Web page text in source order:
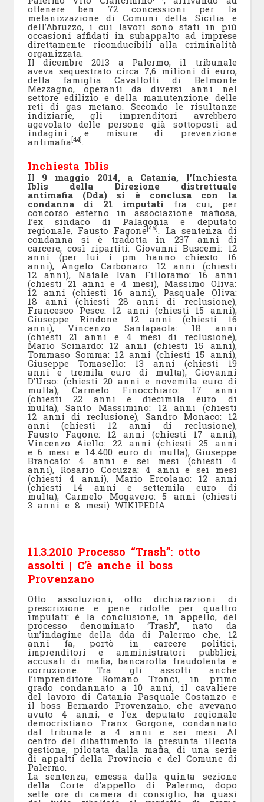
ottenere ben 72 concessioni per la
metanizzazione di Comuni della Sicilia e
dell’Abruzzo, i cui lavori sono stati in più
occasioni affidati in subappalto ad imprese
direttamente riconducibili alla criminalità
organizzata.
Il dicembre 2013 a Palermo, il tribunale
aveva sequestrato circa 7,6 milioni di euro,
della famiglia Cavallotti di Belmonte
Mezzagno, operanti da diversi anni nel
settore edilizio e della manutenzione delle
reti di gas metano. Secondo le risultanze
indiziarie, gli imprenditori avrebbero
agevolato delle persone già sottoposti ad
indagini e misure di prevenzione
antimafia[44]
Inchiesta Iblis
Il 9 maggio 2014, a Catania, l’Inchiesta
Iblis della Direzione distrettuale
antimafia (Dda) si è conclusa con la
condanna di 21 imputati fra cui, per
concorso esterno in associazione mafiosa,
l’ex sindaco di Palagonia e deputato
regionale, Fausto Fagone[45]. La sentenza di
condanna si è tradotta in 237 anni di
carcere, così ripartiti: Giovanni Buscemi: 12
anni (per lui i pm hanno chiesto 16
anni), Angelo Carbonaro: 12 anni (chiesti
12 anni), Natale Ivan Filloramo: 16 anni
(chiesti 21 anni e 4 mesi), Massimo Oliva:
12 anni (chiesti 16 anni), Pasquale Oliva:
18 anni (chiesti 28 anni di reclusione),
Francesco Pesce: 12 anni (chiesti 15 anni),
Giuseppe Rindone: 12 anni (chiesti 16
anni), Vincenzo Santapaola: 18 anni
(chiesti 21 anni e 4 mesi di reclusione),
Mario Scinardo: 12 anni (chiesti 15 anni),
Tommaso Somma: 12 anni (chiesti 15 anni),
Giuseppe Tomasello: 13 anni (chiesti 19
anni e tremila euro di multa), Giovanni
D’Urso: (chiesti 20 anni e novemila euro di
multa), Carmelo Finocchiaro: 17 anni
(chiesti 22 anni e diecimila euro di
multa), Santo Massimino: 12 anni (chiesti
12 anni di reclusione), Sandro Monaco: 12
anni (chiesti 12 anni di reclusione),
Fausto Fagone: 12 anni (chiesti 17 anni),
Vincenzo Aiello: 22 anni (chiesti 25 anni
e 6 mesi e 14.400 euro di multa), Giuseppe
Brancato: 4 anni e sei mesi (chiesti 4
anni), Rosario Cocuzza: 4 anni e sei mesi
(chiesti 4 anni), Mario Ercolano: 12 anni
(chiesti 14 anni e settemila euro di
multa), Carmelo Mogavero: 5 anni (chiesti
3 anni e 8 mesi) WIKIPEDIA
11.3.2010 Processo “Trash”: otto
assolti | C’è anche il boss
Provenzano
Otto assoluzioni, otto dichiarazioni di
prescrizione e pene ridotte per quattro
imputati: è la conclusione, in appello, del
processo denominato ‘Trash”, nato da
un’indagine della dda di Palermo che, 12
anni fa, portò in carcere politici,
imprenditori e amministratori pubblici,
accusati di mafia, bancarotta fraudolenta e
corruzione. Tra gli assolti anche
l’imprenditore Romano Tronci, in primo
grado condannato a 10 anni, il cavaliere
del lavoro di Catania Pasquale Costanzo e
il boss Bernardo Provenzano, che avevano
avuto 4 anni, e l’ex deputato regionale
democristiano Franz Gorgone, condannato
dal tribunale a 4 anni e sei mesi. Al
centro del dibattimento la presunta illecita
gestione, pilotata dalla mafia, di una serie
di appalti della Provincia e del Comune di
Palermo.
La sentenza, emessa dalla quinta sezione
della Corte d’appello di Palermo, dopo
sette ore di camera di consiglio, ha quasi